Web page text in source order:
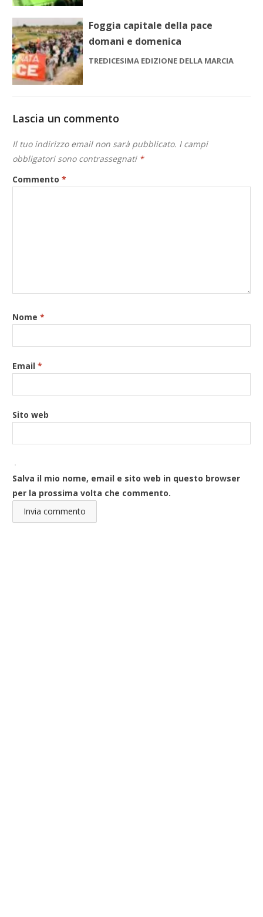
Foggia capitale della pace
domani e domenica
TREDICESIMA EDIZIONE DELLA MARCIA
Lascia un commento
Il tuo indirizzo email non sarà pubblicato. I campi
obbligatori sono contrassegnati *
Commento*
Nome*
Email*
Sito web
Salva il mio nome, email e sito web in questo browser
per la prossima volta che commento.